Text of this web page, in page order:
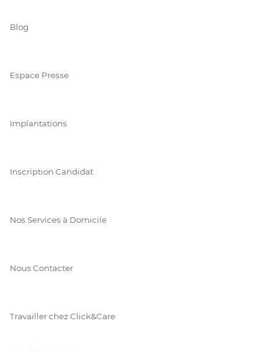
Blog
Espace Presse
Implantations
Inscription Candidat
Nos Services à Domicile
Nous Contacter
Travailler chez Click&Care